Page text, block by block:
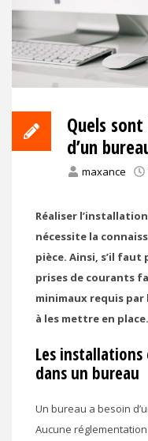
Quels
d’un
maxance
Réaliser
nécessite la
pièce. Ainsi, s’il
prises de courants
minimaux requis
à les mettre en place.
Les
dans un bureau
Un bureau a besoin
Aucune